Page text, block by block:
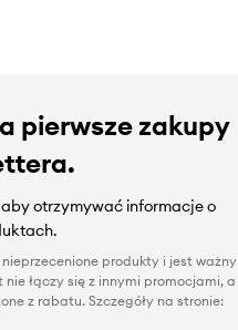
pierwsze zakupy
aby otrzymywać informacje o
produkty i jest ważny
łączy się z innymi promocjami, a
z rabatu. Szczegóły na stronie: